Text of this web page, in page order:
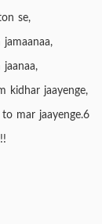
se,
kidhar jaayenge,
mar jaayenge.6